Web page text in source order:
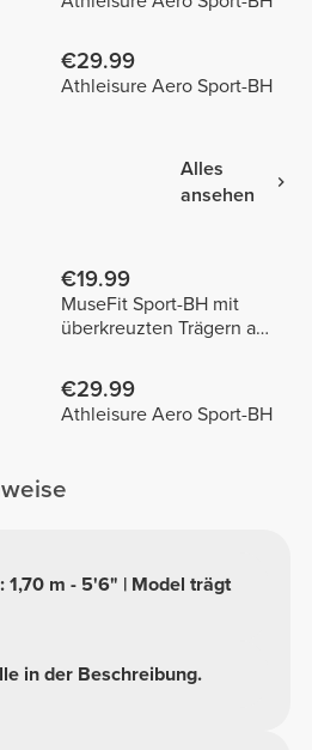
€29.99
Athleisure Aero Sport-BH
Alles
ansehen
€19.99
MuseFit Sport-BH mit
überkreuzten Trägern am
€29.99
Athleisure Aero Sport-BH
in der Beschreibung.
1,70 m - 5'6" | Model trägt